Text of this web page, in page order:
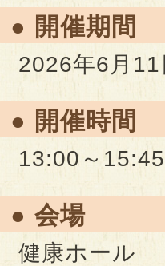
● 開催期間
2026年6月
● 開催時間
13:00～15:45
● 会場
健康ホール